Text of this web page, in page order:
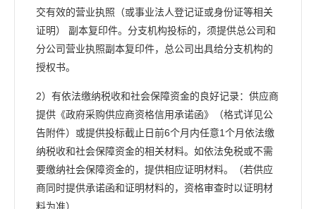
交有效的营业执照（或事业法人登记证或身份证等相关
证明） 副本复印件。分支机构投标的，须提供总公司和
分公司营业执照副本复印件，总公司出具给分支机构的
授权书。
2）有依法缴纳税收和社会保障资金的良好记录：供应商
提供《政府采购供应商资格信用承诺函》（格式详见公
告附件）或提供投标截止日前6个月内任意1个月依法缴
纳税收和社会保障资金的相关材料。如依法免税或不需
要缴纳社会保障资金的，提供相应证明材料。（若供应
商同时提供承诺函和证明材料的，资格审查时以证明材
料为准）